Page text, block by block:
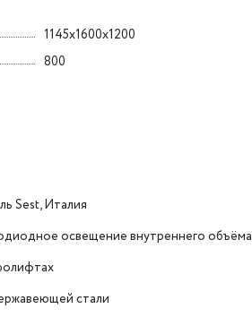
1145х1600х1200
800
Sest, Италия
освещение внутреннего объёма
стали